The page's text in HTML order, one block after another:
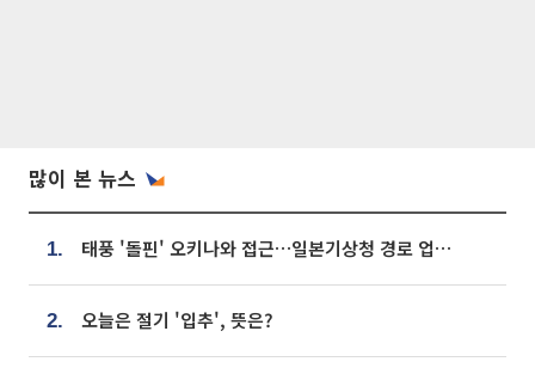
많이 본 뉴스
1. 태풍 '돌핀' 오키나와 접근…일본기상청 경로 업데이트
2. 오늘은 절기 '입추', 뜻은?